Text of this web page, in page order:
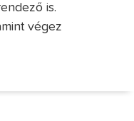
is.
végez